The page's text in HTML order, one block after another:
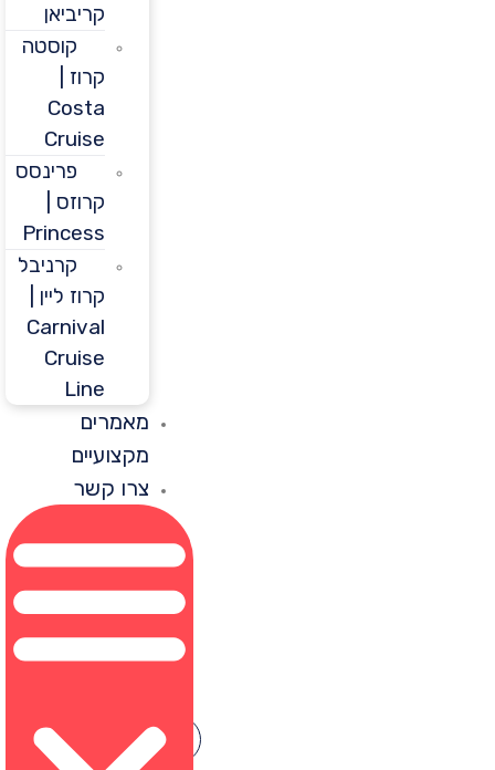
קריביאן
קוסטה
Costa
Cruise
פרינסס
קרוזס |
Princess
קרניבל
קרוז ליין |
Carnival
Cruise
מאמרים
מקצועיים
צרו קשר